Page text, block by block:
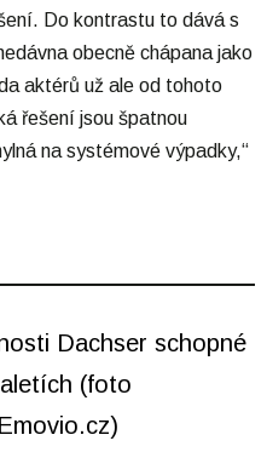
Do kontrastu to dává s
obecně chápana jako
aktérů už ale od tohoto
řešení jsou špatnou
na systémové výpadky,“